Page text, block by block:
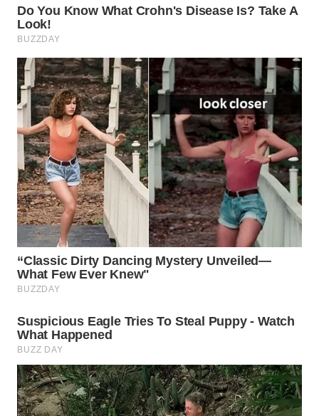
WN
INDRAMAYU
WN
KUNINGAN
WN
MAJALENGKA
WN
SUBANG
WN
SUKABUMI
WN
WN
TIMUR
WN